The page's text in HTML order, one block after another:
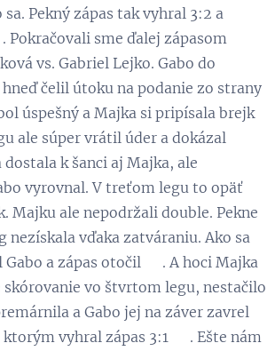
Pekný zápas tak vyhral 3:2 a
Pokračovali sme ďalej zápasom
vs. Gabriel Lejko. Gabo do
hneď čelil útoku na podanie zo strany
úspešný a Majka si pripísala brejk
ale súper vrátil úder a dokázal
dostala k šanci aj Majka, ale
vyrovnal. V treťom legu to opäť
Majku ale nepodržali double. Pekne
nezískala vďaka zatváraniu. Ako sa
a zápas otočil 😉. A hoci Majka
skórovanie vo štvrtom legu, nestačilo
a Gabo jej na záver zavrel
vyhral zápas 3:1 👏. Ešte nám